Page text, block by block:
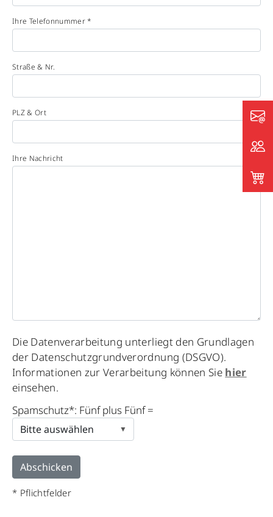
Ihre Telefonnummer *
Straße & Nr.
PLZ & Ort
Ihre Nachricht
Please
leave
this
field
empty.
Die Datenverarbeitung unterliegt den Grundlagen
der Datenschutzgrundverordnung (DSGVO).
Informationen zur Verarbeitung können Sie hier
einsehen.
Spamschutz*: Fünf plus Fünf =
* Pflichtfelder